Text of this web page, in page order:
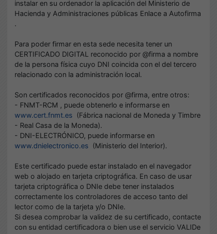
instalar en su ordenador la aplicación del Ministerio de
Hacienda y Administraciones públicas Enlace a Autofirma
.
Para poder firmar en esta sede necesita tener un
CERTIFICADO DIGITAL reconocido por @firma a nombre
de la persona física cuyo DNI coincida con el del tercero
relacionado con la administración local.
Son certificados reconocidos por @firma, entre otros:
- FNMT-RCM , puede obtenerlo e informarse en
www.cert.fnmt.es (Fábrica nacional de Moneda y Timbre
- Real Casa de la Moneda).
- DNI-ELECTRÓNICO, puede informarse en
www.dnielectronico.es (Ministerio del Interior).
Este certificado puede estar instalado en el navegador
web o alojado en tarjeta criptográfica. En caso de usar
tarjeta criptográfica o DNIe debe tener instalados
correctamente los controladores de acceso tanto del
lector como de la tarjeta y/o DNIe.
Si desea comprobar la validez de su certificado, contacte
con su entidad certificadora o bien use el servicio VALIDe